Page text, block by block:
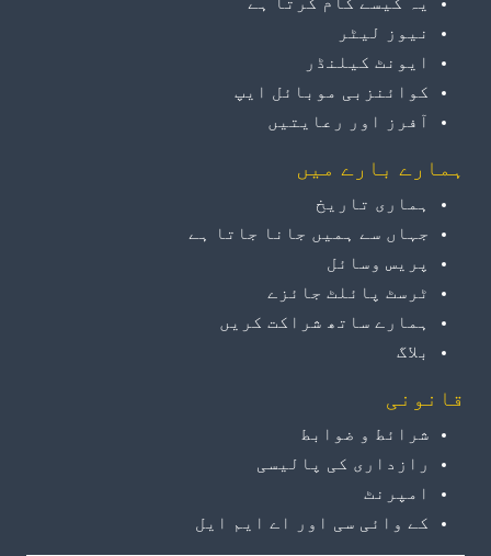
نیوز لیٹر
ایونٹ کیلنڈر
کوائنزبی موبائل ایپ
آفرز اور رعایتیں
ہمارے بارے میں
ہماری تاریخ
جہاں سے ہمیں جانا جاتا ہے
پریس وسائل
ٹرسٹ پائلٹ جائزے
ہمارے ساتھ شراکت کریں
بلاگ
قانونی
شرائط و ضوابط
رازداری کی پالیسی
امپرنٹ
کے وائی سی اور اے ایم ایل